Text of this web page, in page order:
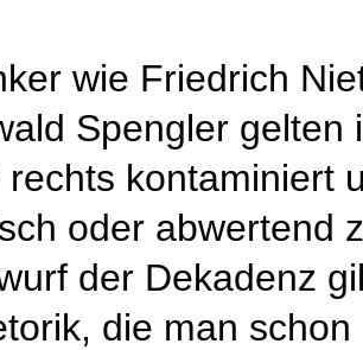
wie Friedrich
Spengler gelten
rechts kontaminiert
oder abwertend
der Dekadenz
die man